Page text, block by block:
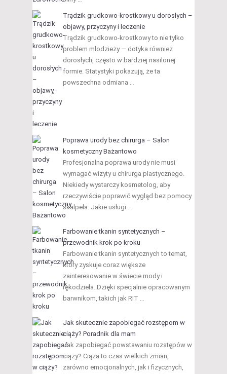
Trądzik grudkowo-krostkowy u dorosłych –
objawy, przyczyny i leczenie
Trądzik grudkowo-krostkowy to nie tylko
problem młodzieży — dotyka również
dorosłych, często w bardziej nasilonej
formie. Statystyki pokazują, że ta
powszechna odmiana …
Poprawa urody bez chirurga – Salon
kosmetyczny Bażantowo
Profesjonalna poprawa urody nie musi
wymagać wizyty u chirurga plastycznego.
Niekiedy wystarczy kosmetolog, aby
rzeczywiście poprawić wygląd bez pomocy
skalpela. Jakie usługi …
Farbowanie tkanin syntetycznych –
przewodnik krok po kroku
Farbowanie tkanin syntetycznych to temat,
który zyskuje coraz większe
zainteresowanie w świecie mody i
rękodzieła. Dzięki specjalnie opracowanym
barwnikom, takich jak RIT …
Jak skutecznie zapobiegać rozstępom w
ciąży? Poradnik dla mam
Jak zapobiegać powstawaniu rozstępów w
ciąży? Ciąża to czas wielkich zmian,
zarówno emocjonalnych, jak i fizycznych,